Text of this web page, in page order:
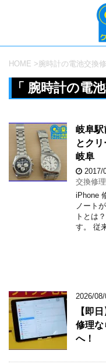
HOME >腕時計の電池交換
「 腕時計の電
岐阜駅
とク
岐阜
2017/
交換修理
iPhone
ノート
トとは
す。 従
2026/
【即
修理な
へ！